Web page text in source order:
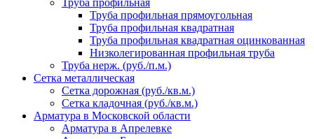
Труба профильная
Труба профильная прямоугольная
Труба профильная квадратная
Труба профильная квадратная оцинкованная
Низколегированная профильная труба
Труба нерж. (руб./п.м.)
Сетка металлическая
Сетка дорожная (руб./кв.м.)
Сетка кладочная (руб./кв.м.)
Арматура в Московской области
Арматура в Апрелевке